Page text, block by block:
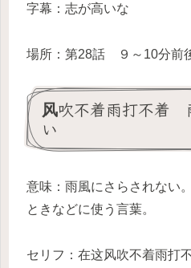
字幕：志が高いな
場所：第28話 ９～10分前
风吹不着雨打不着
い
意味：雨風にさらされない
ときなどに使う言葉。
セリフ：在这风吹不着雨打